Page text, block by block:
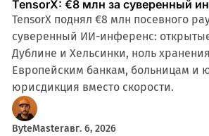
TensorX: €8 млн за суверенный
TensorX поднял €8 млн посевного
суверенный ИИ-инференс:
Дублине и Хельсинки, ноль
Европейским банкам, больницам
юрисдикция вместо скорости.
ByteMasterавг. 6, 2026